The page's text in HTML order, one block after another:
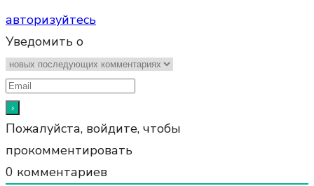
авторизуйтесь
Уведомить о
Пожалуйста, войдите, чтобы
прокомментировать
0 комментариев